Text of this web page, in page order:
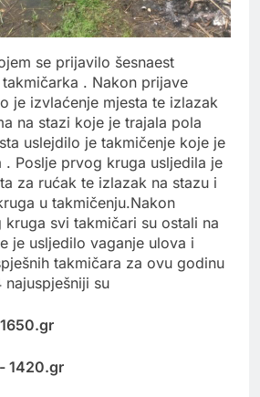
se prijavilo šesnaest
. Nakon prijave
je izvlaćenje mjesta te izlazak
na stazi koje je trajala pola
uslejdilo je takmičenje koje je
Poslje prvog kruga usljedila je
za rućak te izlazak na stazu i
u takmičenju.Nakon
svi takmičari su ostali na
je usljedilo vaganje ulova i
takmičara za ovu godinu
su
1420.gr